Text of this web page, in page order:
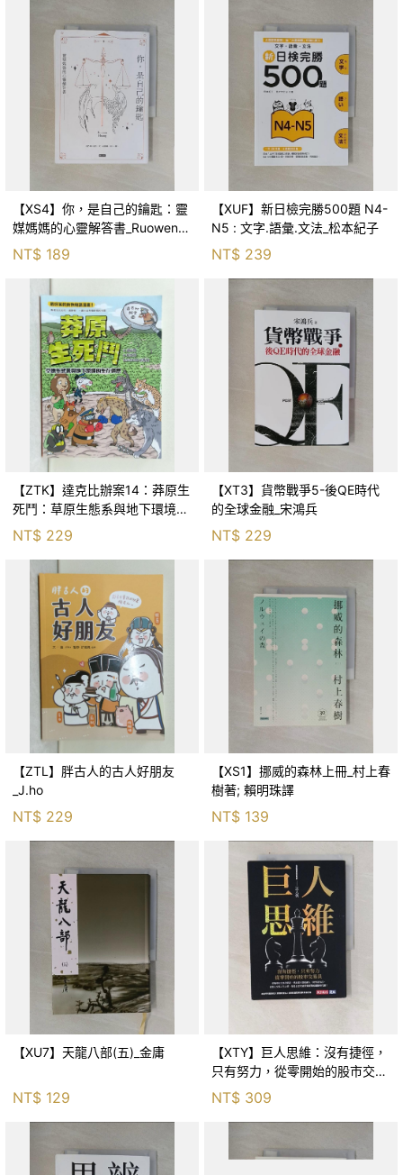
【XS4】你，是自己的鑰匙：靈
媒媽媽的心靈解答書_Ruowen
Huang
NT$ 189
【XUF】新日檢完勝500題 N4-
N5 : 文字.語彙.文法_松本紀子
NT$ 239
【ZTK】達克比辦案14：莽原生
死鬥：草原生態系與地下環境的
生存適應_柯智元
NT$ 229
【XT3】貨幣戰爭5-後QE時代
的全球金融_宋鴻兵
NT$ 229
【ZTL】胖古人的古人好朋友
_J.ho
NT$ 229
【XS1】挪威的森林上冊_村上春
樹著; 賴明珠譯
NT$ 139
【XU7】天龍八部(五)_金庸
NT$ 129
【XTY】巨人思維：沒有捷徑，
只有努力，從零開始的股市交易
員_巨人傑
NT$ 309